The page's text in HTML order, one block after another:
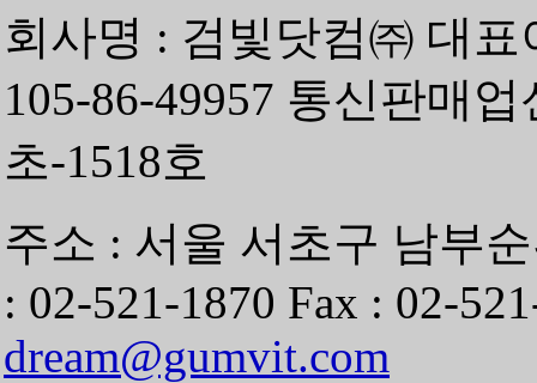
회사명 : 검빛닷컴㈜ 대
105-86-49957 통신판매
초-1518호
주소 : 서울 서초구 남부
: 02-521-1870 Fax : 02-
dream@gumvit.com